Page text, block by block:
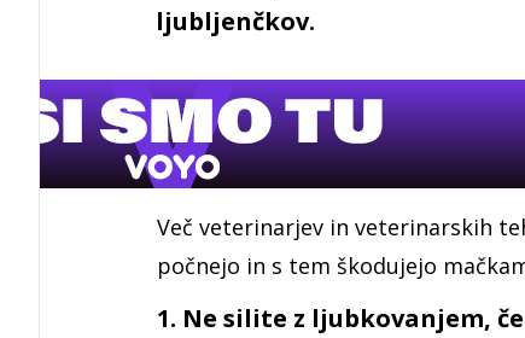
ljubljenčkov.
Več veterinarjev in veterinarskih
počnejo in s tem škodujejo
1. Ne silite z ljubkovanjem,